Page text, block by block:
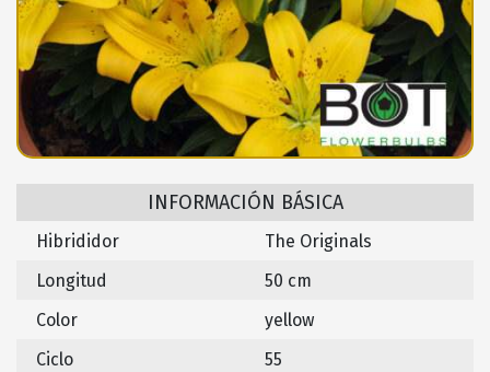
INFORMACIÓN BÁSICA
Hibrididor
The Originals
Longitud
50 cm
Color
yellow
Ciclo
55